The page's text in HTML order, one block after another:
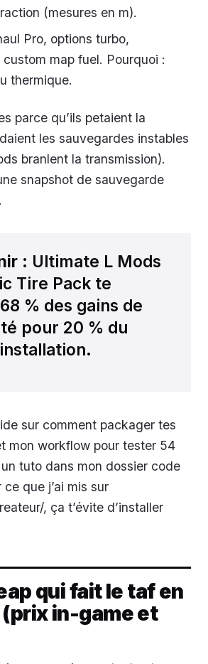
(mesures en m).
Pro, options turbo,
map fuel. Pourquoi :
thermique.
parce qu’ils petaient la
les sauvegardes instables
branlent la transmission).
snapshot de sauvegarde
: Ultimate L Mods
Tire Pack te
% des gains de
pour 20 % du
sur comment packager tes
mon workflow pour tester 54
tuto dans mon dossier code
que j’ai mis sur
, ça t’évite d’installer
qui fait le taf en
in-game et